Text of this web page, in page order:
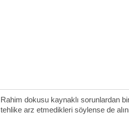
Rahim dokusu kaynaklı sorunlardan
tehlike arz etmedikleri söylense de